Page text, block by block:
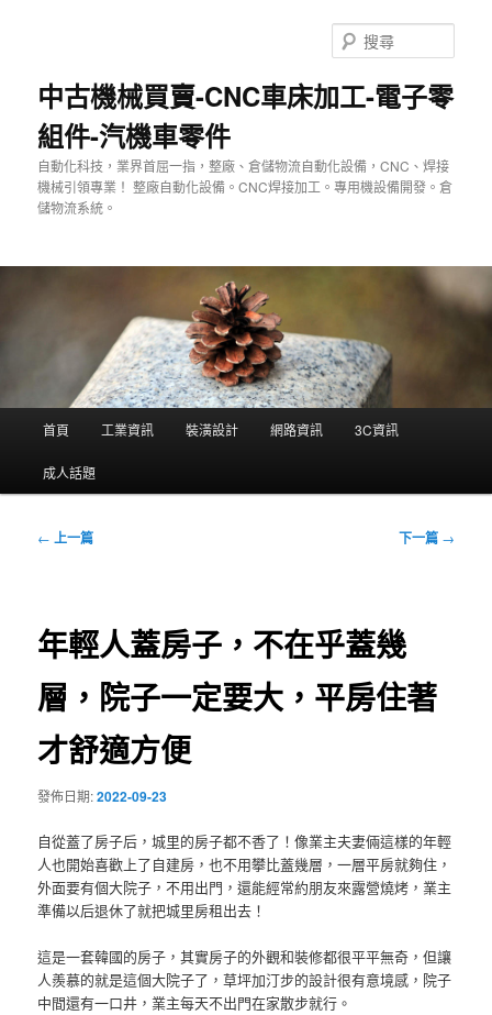
中古機械買賣-CNC車床加工-電子零
組件-汽機車零件
自動化科技，業界首屈一指，整廠、倉儲物流自動化設備，CNC、焊接
機械引領專業！ 整廠自動化設備。CNC焊接加工。專用機設備開發。倉
儲物流系統。
尋
單
首頁 工業資訊 裝潢設計 網路資訊 3C資訊
成人話題
文
← 上一篇 下一篇 →
年輕人蓋房子，不在乎蓋幾
層，院子一定要大，平房住著
才舒適方便
發佈日期:2022-09-23
自從蓋了房子后，城里的房子都不香了！像業主夫妻倆這樣的年輕
人也開始喜歡上了自建房，也不用攀比蓋幾層，一層平房就夠住，
外面要有個大院子，不用出門，還能經常約朋友來露營燒烤，業主
準備以后退休了就把城里房租出去！
這是一套韓國的房子，其實房子的外觀和裝修都很平平無奇，但讓
人羨慕的就是這個大院子了，草坪加汀步的設計很有意境感，院子
中間還有一口井，業主每天不出門在家散步就行。